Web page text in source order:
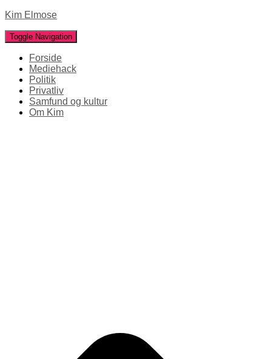
Kim Elmose
Toggle Navigation
Forside
Mediehack
Politik
Privatliv
Samfund og kultur
Om Kim